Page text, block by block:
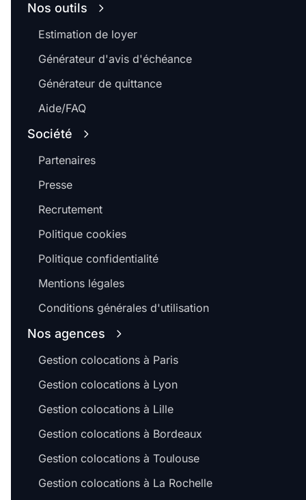
Nos outils
Estimation de loyer
Générateur d'avis d'échéance
Générateur de quittance
Aide/FAQ
Société
Partenaires
Presse
Recrutement
Politique cookies
Politique confidentialité
Mentions légales
Conditions générales d'utilisation
Nos agences
Gestion colocations à Paris
Gestion colocations à Lyon
Gestion colocations à Lille
Gestion colocations à Bordeaux
Gestion colocations à Toulouse
Gestion colocations à La Rochelle